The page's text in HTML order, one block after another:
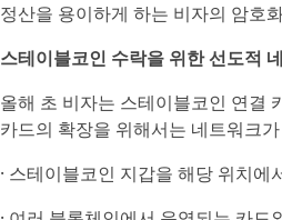
정산을 용이하게 하는 비자의 암호
스테이블코인 수락을 위한 선도적
올해 초 비자는 스테이블코인 연결
카드의 확장을 위해서는 네트워크
· 스테이블코인 지갑을 해당 위치